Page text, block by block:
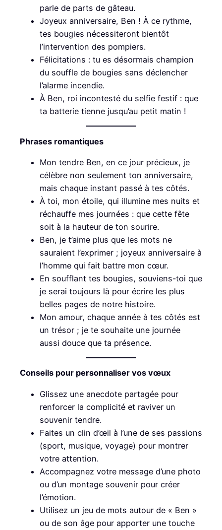
parle de parts de gâteau.
Joyeux anniversaire, Ben ! À ce rythme,
tes bougies nécessiteront bientôt
l’intervention des pompiers.
Félicitations : tu es désormais champion
du souffle de bougies sans déclencher
l’alarme incendie.
À Ben, roi incontesté du selfie festif : que
ta batterie tienne jusqu’au petit matin !
Phrases romantiques
Mon tendre Ben, en ce jour précieux, je
célèbre non seulement ton anniversaire,
mais chaque instant passé à tes côtés.
À toi, mon étoile, qui illumine mes nuits et
réchauffe mes journées : que cette fête
soit à la hauteur de ton sourire.
Ben, je t’aime plus que les mots ne
sauraient l’exprimer ; joyeux anniversaire à
l’homme qui fait battre mon cœur.
En soufflant tes bougies, souviens-toi que
je serai toujours là pour écrire les plus
belles pages de notre histoire.
Mon amour, chaque année à tes côtés est
un trésor ; je te souhaite une journée
aussi douce que ta présence.
Conseils pour personnaliser vos vœux
Glissez une anecdote partagée pour
renforcer la complicité et raviver un
souvenir tendre.
Faites un clin d’œil à l’une de ses passions
(sport, musique, voyage) pour montrer
votre attention.
Accompagnez votre message d’une photo
ou d’un montage souvenir pour créer
l’émotion.
Utilisez un jeu de mots autour de « Ben »
ou de son âge pour apporter une touche